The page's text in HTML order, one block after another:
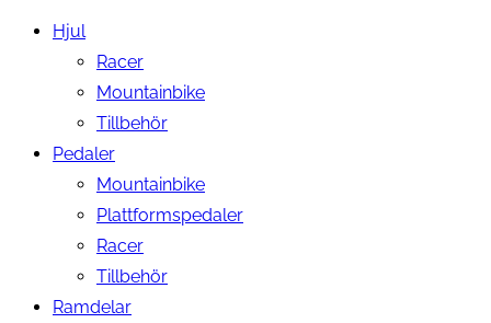
Hjul
Racer
Mountainbike
Tillbehör
Pedaler
Mountainbike
Plattformspedaler
Racer
Tillbehör
Ramdelar